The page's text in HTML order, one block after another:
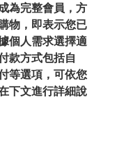
為完整會員，方
物，即表示您已
個人需求選擇適
款方式包括自
等選項，可依您
下文進行詳細說